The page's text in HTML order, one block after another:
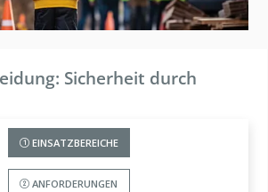
Sicherheit durch
EINSATZBEREICHE
ANFORDERUNGEN